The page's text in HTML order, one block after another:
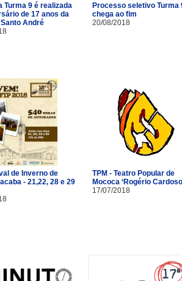
Turma 9 é realizada
de 17 anos da
André
Processo seletivo Turma
chega ao fim
20/08/2018
de Inverno de
- 21,22, 28 e 29
TPM - Teatro Popular de
Mococa ‘Rogério
17/07/2018